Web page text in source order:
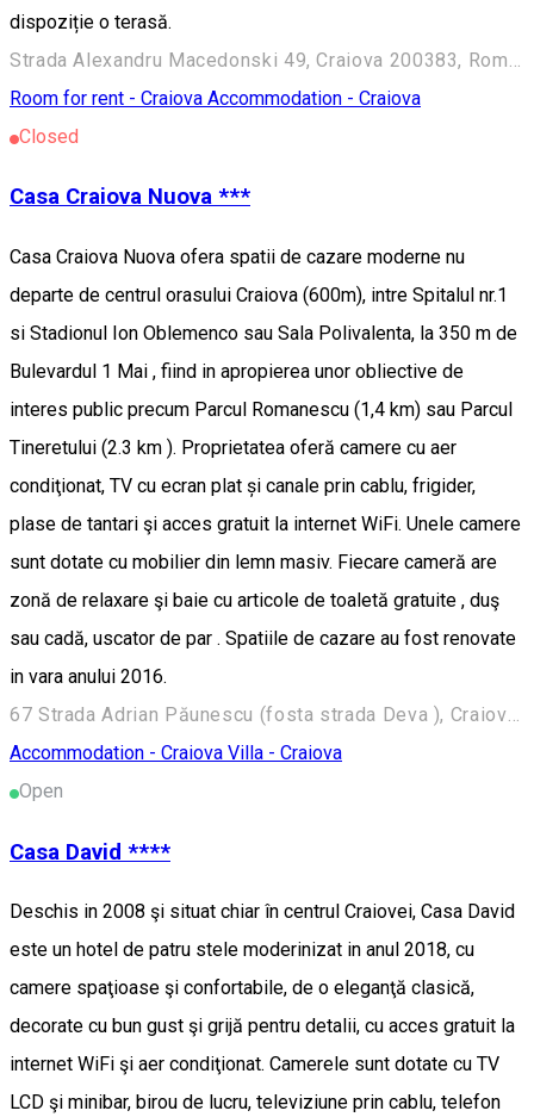
dispoziție o terasă.
Room for rent - Craiova Accommodation - Craiova
Closed
Casa Craiova Nuova ***
Casa Craiova Nuova ofera spatii de cazare moderne nu
departe de centrul orasului Craiova (600m), intre Spitalul nr.1
si Stadionul Ion Oblemenco sau Sala Polivalenta, la 350 m de
Bulevardul 1 Mai , fiind in apropierea unor obliective de
interes public precum Parcul Romanescu (1,4 km) sau Parcul
Tineretului (2.3 km ). Proprietatea oferă camere cu aer
condiţionat, TV cu ecran plat și canale prin cablu, frigider,
plase de tantari şi acces gratuit la internet WiFi. Unele camere
sunt dotate cu mobilier din lemn masiv. Fiecare cameră are
zonă de relaxare şi baie cu articole de toaletă gratuite , duş
sau cadă, uscator de par . Spatiile de cazare au fost renovate
in vara anului 2016.
67 Strada Adrian Păunescu (fosta strada Deva ), Craiova 200639, Romania
Accommodation - Craiova Villa - Craiova
Open
Casa David ****
Deschis in 2008 şi situat chiar în centrul Craiovei, Casa David
este un hotel de patru stele moderinizat in anul 2018, cu
camere spaţioase şi confortabile, de o eleganţă clasică,
decorate cu bun gust şi grijă pentru detalii, cu acces gratuit la
internet WiFi şi aer condiţionat. Camerele sunt dotate cu TV
LCD şi minibar, birou de lucru, televiziune prin cablu, telefon